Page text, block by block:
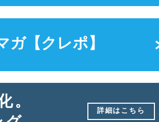
ガ【クレポ】
。
詳細はこちら